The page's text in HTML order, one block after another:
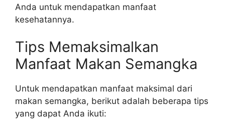
Anda untuk mendapatkan manfaat
kesehatannya.
Tips Memaksimalkan
Manfaat Makan Semangka
Untuk mendapatkan manfaat maksimal dari
makan semangka, berikut adalah beberapa tips
yang dapat Anda ikuti: